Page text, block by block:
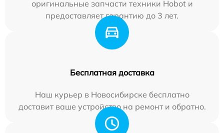
оригинальные запчасти техники Hobot и
предоставляет гарантию до 3 лет.
Бесплатная доставка
Наш курьер в Новосибирске бесплатно
доставит ваше устройство на ремонт и обратно.